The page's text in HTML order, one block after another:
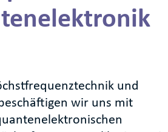
und
wir uns mit